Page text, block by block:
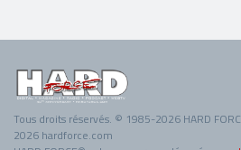
Tous droits réservés. © 1985-2026 HARD
2026 hardforce.com